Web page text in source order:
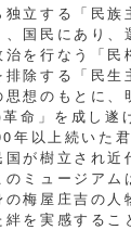
立する「民族
国民にあり、
を行なう「民
除する「民生
想のもとに、
命」を成し遂
年以上続いた
が樹立され近
ミュージアム
梅屋庄吉の人
を実感するこ